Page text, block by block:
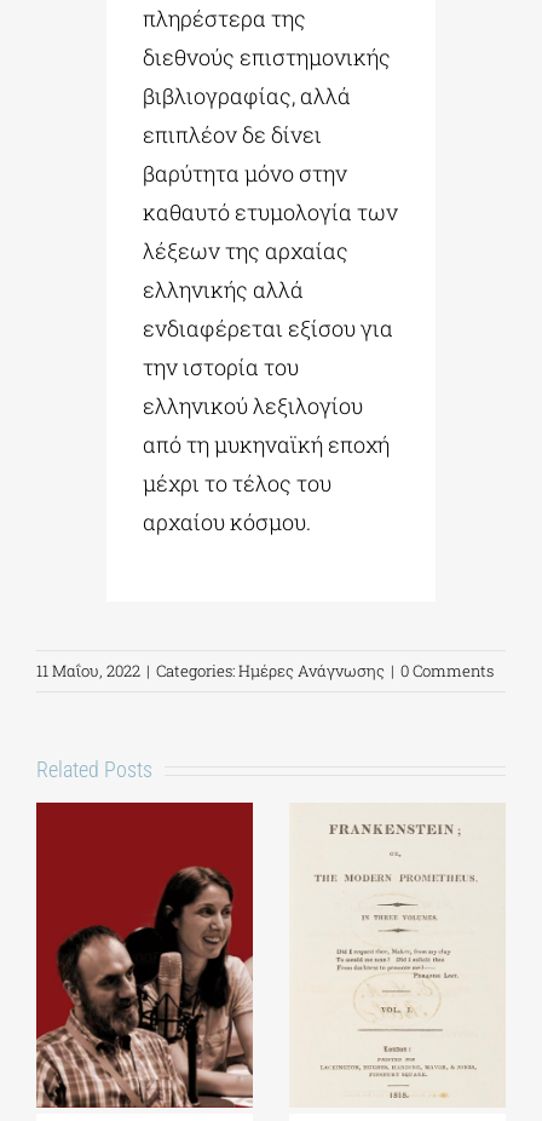
πληρέστερα της
διεθνούς επιστημονικής
βιβλιογραφίας, αλλά
επιπλέον δε δίνει
βαρύτητα μόνο στην
καθαυτό ετυμολογία των
λέξεων της αρχαίας
ελληνικής αλλά
ενδιαφέρεται εξίσου για
την ιστορία του
ελληνικού λεξιλογίου
από τη μυκηναϊκή εποχή
μέχρι το τέλος του
αρχαίου κόσμου.
11 Μαΐου, 2022 | Categories:Ημέρες Ανάγνωσης | 0 Comments
Related Posts